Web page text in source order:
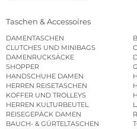
Taschen & Accessoires
DAMENTASCHEN
CLUTCHES UND MINIBAGS
DAMENRUCKSÄCKE
SHOPPER
HANDSCHUHE DAMEN
HERREN REISETASCHEN
KOFFER UND TROLLEYS
HERREN KULTURBEUTEL
REISEGEPÄCK DAMEN
BAUCH- & GÜRTELTASCHEN